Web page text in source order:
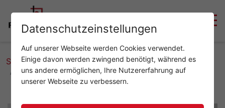
Startseite
weitere Shootings
Erstkommunion / Firmung
Datenschutzeinstellungen
Auf unserer Webseite werden Cookies verwendet.
Einige davon werden zwingend benötigt, während es
uns andere ermöglichen, Ihre Nutzererfahrung auf
unserer Webseite zu verbessern.